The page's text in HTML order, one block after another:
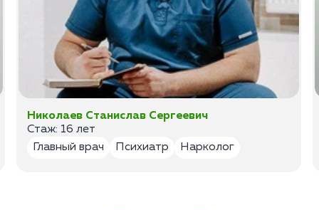
Николаев Станислав Сергеевич
Стаж: 16 лет
Главный врач
Психиатр Нарколог